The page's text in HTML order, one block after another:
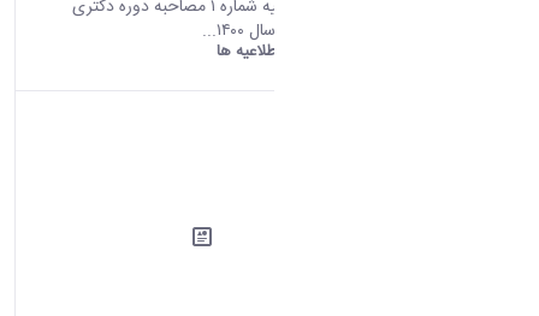
مشاهده اطلاعیه شماره ۱ مصاحبه دوره دکتری
دانشگاه اراک سال ۱۴۰۰...
اطلاعیه ها